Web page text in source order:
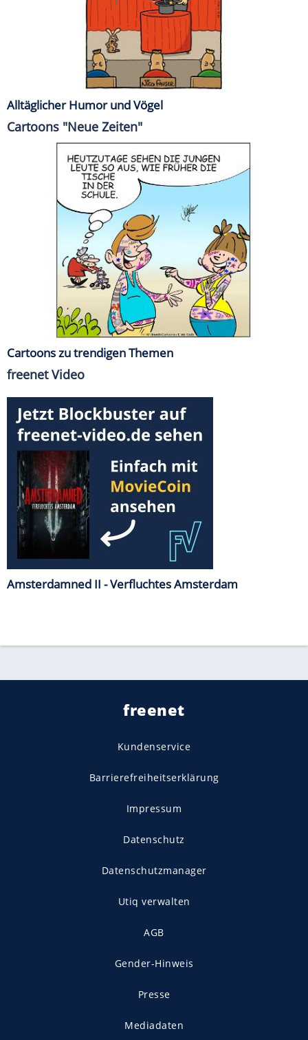
Alltäglicher Humor und Vögel
Cartoons "Neue Zeiten"
Cartoons zu trendigen Themen
freenet Video
Amsterdamned II - Verfluchtes Amsterdam
freenet
Kundenservice
Barrierefreiheitserklärung
Impressum
Datenschutz
Datenschutzmanager
Utiq verwalten
AGB
Gender-Hinweis
Presse
Mediadaten